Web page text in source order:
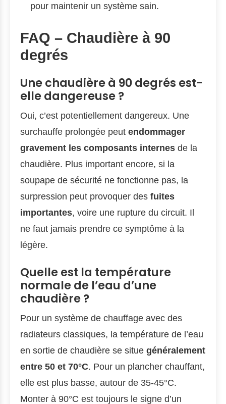
pour maintenir un système sain.
FAQ – Chaudière à 90
degrés
Une chaudière à 90 degrés est-
elle dangereuse ?
Oui, c’est potentiellement dangereux. Une
surchauffe prolongée peut endommager
gravement les composants internes de la
chaudière. Plus important encore, si la
soupape de sécurité ne fonctionne pas, la
surpression peut provoquer des fuites
importantes, voire une rupture du circuit. Il
ne faut jamais prendre ce symptôme à la
légère.
Quelle est la température
normale de l’eau d’une
chaudière ?
Pour un système de chauffage avec des
radiateurs classiques, la température de l’eau
en sortie de chaudière se situe généralement
entre 50 et 70°C. Pour un plancher chauffant,
elle est plus basse, autour de 35-45°C.
Monter à 90°C est toujours le signe d’un